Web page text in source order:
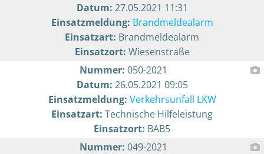
Datum: 27.05.2021 11:31
Einsatzmeldung: Brandmeldealarm
Einsatzart: Brandmeldealarm
Einsatzort: Wiesenstraße
Nummer: 050-2021
Datum: 26.05.2021 09:05
Einsatzmeldung: Verkehrsunfall LKW
Einsatzart: Technische Hilfeleistung
Einsatzort: BAB5
Nummer: 049-2021